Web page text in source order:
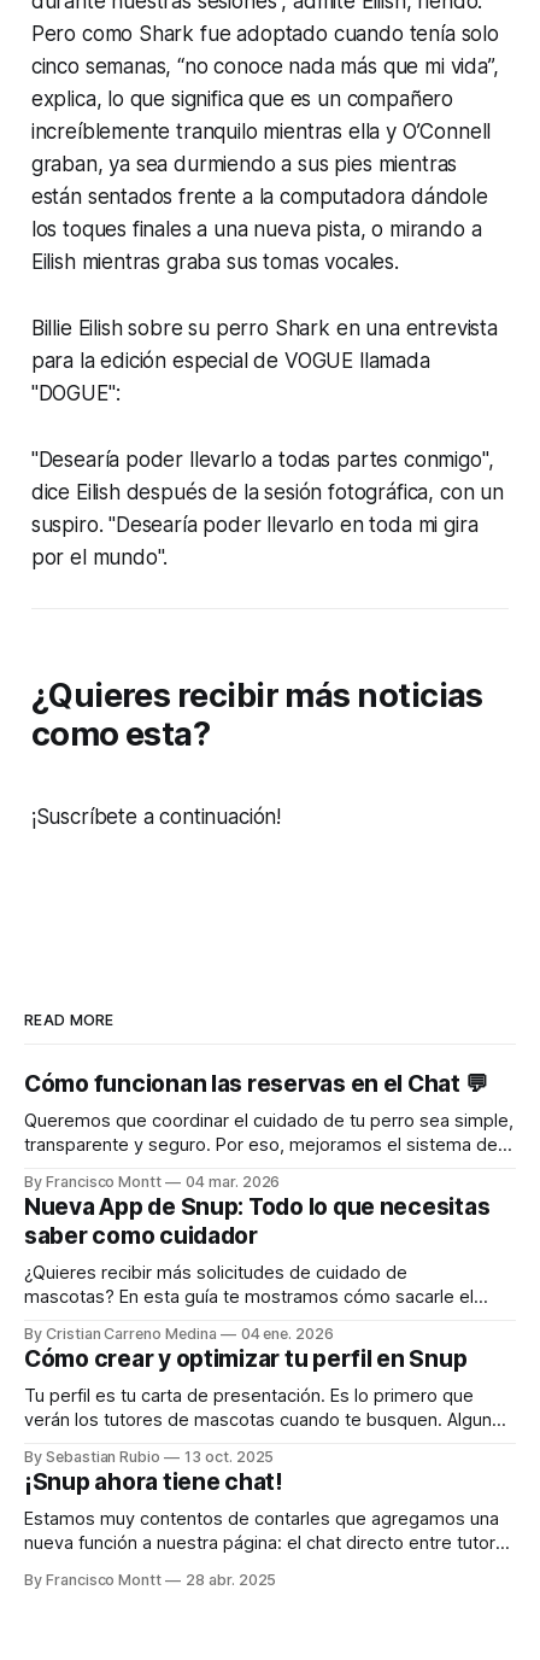
Pero como Shark fue adoptado cuando tenía solo
cinco semanas, “no conoce nada más que mi vida”,
explica, lo que significa que es un compañero
increíblemente tranquilo mientras ella y O’Connell
graban, ya sea durmiendo a sus pies mientras
están sentados frente a la computadora dándole
los toques finales a una nueva pista, o mirando a
Eilish mientras graba sus tomas vocales.
Billie Eilish sobre su perro Shark en una entrevista
para la edición especial de VOGUE llamada
"DOGUE":
"Desearía poder llevarlo a todas partes conmigo",
dice Eilish después de la sesión fotográfica, con un
suspiro. "Desearía poder llevarlo en toda mi gira
por el mundo".
¿Quieres recibir más noticias
como esta?
¡Suscríbete a continuación!
READ MORE
Cómo funcionan las reservas en el Chat 💬
Queremos que coordinar el cuidado de tu perro sea simple,
transparente y seguro. Por eso, mejoramos el sistema de
sitters tengan claridad en cada paso. Aquí te explicamos
cómo funciona 👇 Paso 1️⃣ Tutor envía una solicitud de
reserva, abriendo el
By Francisco Montt 04 mar. 2026
Nueva App de Snup: Todo lo que necesitas
saber como cuidador
¿Quieres recibir más solicitudes de cuidado de
mascotas? En esta guía te mostramos cómo sacarle el
hasta trucos para aparecer primero en las búsquedas. 1.
Instala la App de Snup en tu celular La App de Snup te
permite recibir
By Cristian Carreno Medina 04 ene. 2026
Cómo crear y optimizar tu perfil en Snup
Tu perfil es tu carta de presentación. Es lo primero que
verán los tutores de mascotas cuando te busquen. Algunos
rostro con una sonrisa y, si puedes, acompañado de una
mascota. Esta foto será lo primero que los tutores verán.
Una
By Sebastian Rubio 13 oct. 2025
¡Snup ahora tiene chat!
Estamos muy contentos de contarles que agregamos una
nueva función a nuestra página: el chat directo entre tutores
que la comunicación y coordinación de los servicios sea
By Francisco Montt 28 abr. 2025